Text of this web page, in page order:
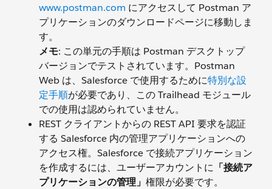
www.postman.com にアクセスして Postman ア
プリケーションのダウンロードページに移動しま
す。
メモ: この単元の手順は Postman デスクトップ
バージョンでテストされています。Postman
Web は、Salesforce で使用するために特別な設
定手順が必要であり、この Trailhead モジュール
での使用は認められていません。
REST クライアントからの REST API 要求を認証
する Salesforce 内の管理アプリケーションへの
アクセス権。Salesforce で接続アプリケーション
を作成するには、ユーザーアカウントに 「接続ア
プリケーションの管理」 権限が必要です。